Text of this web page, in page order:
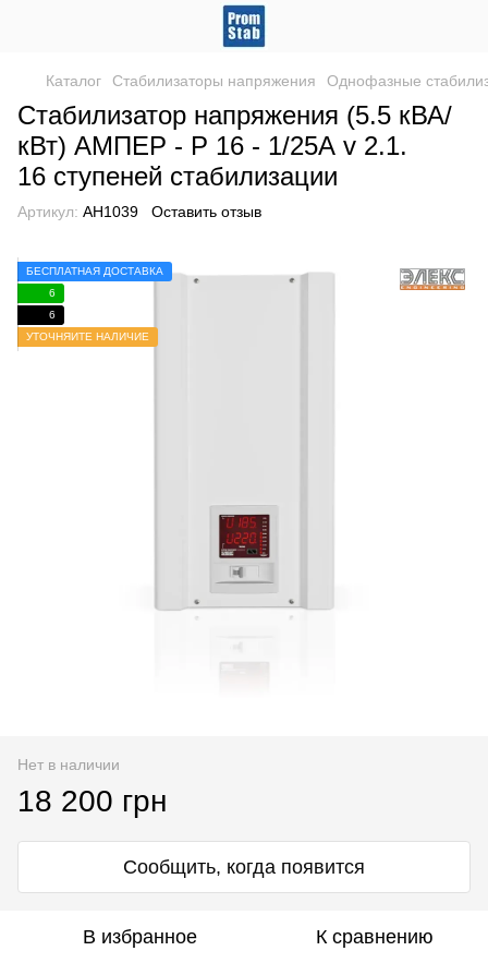
Каталог Стабилизаторы напряжения Однофазные
Стабилизатор напряжения (5.5 кВА/
кВт) АМПЕР - Р 16 - 1/25А v 2.1.
16 ступеней стабилизации
Артикул: АН1039 Оставить отзыв
БЕСПЛАТНАЯ ДОСТАВКА
6
6
УТОЧНЯЙТЕ НАЛИЧИЕ
Нет в наличии
18 200 грн
Сообщить, когда появится
В избранное К сравнению